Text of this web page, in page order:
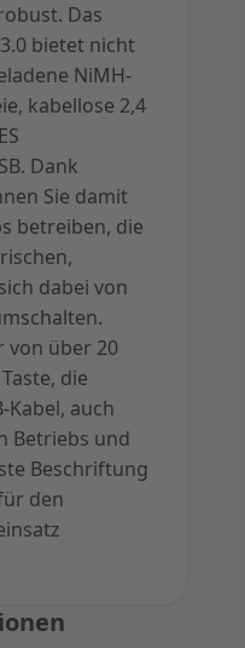
Das
3.0 bietet nicht
NiMH-
kabellose 2,4
Dank
Sie damit
betreiben, die
dabei von
von über 20
die
Kabel, auch
Betriebs und
Beschriftung
den